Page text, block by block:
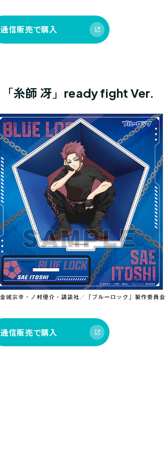
通信販売で購入
「糸師 冴」ready fight Ver.
通信販売で購入